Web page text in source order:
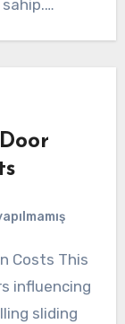
influencing
sliding